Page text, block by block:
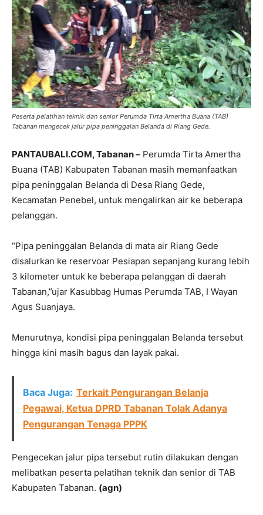
Peserta pelatihan teknik dan senior Perumda Tirta Amertha Buana (TAB)
Tabanan mengecek jalur pipa peninggalan Belanda di Riang Gede.
PANTAUBALI.COM, Tabanan – Perumda Tirta Amertha
Buana (TAB) Kabupaten Tabanan masih memanfaatkan
pipa peninggalan Belanda di Desa Riang Gede,
Kecamatan Penebel, untuk mengalirkan air ke beberapa
pelanggan.
“Pipa peninggalan Belanda di mata air Riang Gede
disalurkan ke reservoar Pesiapan sepanjang kurang lebih
3 kilometer untuk ke beberapa pelanggan di daerah
Tabanan,”ujar Kasubbag Humas Perumda TAB, I Wayan
Agus Suanjaya.
Menurutnya, kondisi pipa peninggalan Belanda tersebut
hingga kini masih bagus dan layak pakai.
Baca Juga: Terkait Pengurangan Belanja
Pegawai, Ketua DPRD Tabanan Tolak Adanya
Pengurangan Tenaga PPPK
Pengecekan jalur pipa tersebut rutin dilakukan dengan
melibatkan peserta pelatihan teknik dan senior di TAB
Kabupaten Tabanan. (agn)